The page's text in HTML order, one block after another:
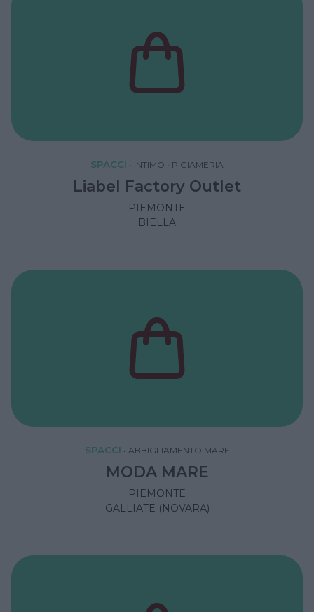
SPACCI • INTIMO • PIGIAMERIA
Liabel Factory Outlet
PIEMONTE
BIELLA
SPACCI • ABBIGLIAMENTO MARE
MODA MARE
PIEMONTE
GALLIATE (NOVARA)